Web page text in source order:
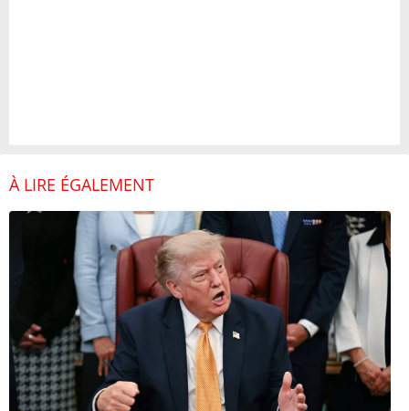
À LIRE ÉGALEMENT